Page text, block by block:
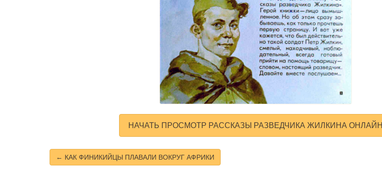
НАЧАТЬ ПРОСМОТР РАССКАЗЫ РАЗВЕДЧИКА ЖИЛКИНА ОНЛАЙН
← КАК ФИНИКИЙЦЫ ПЛАВАЛИ ВОКРУГ АФРИКИ